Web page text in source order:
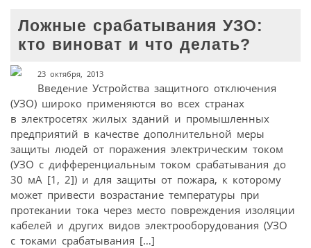
Ложные срабатывания УЗО:
кто виноват и что делать?
23 октября, 2013
Введение Устройства защитного отключения
(УЗО) широко применяются во всех странах
в электросетях жилых зданий и промышленных
предприятий в качестве дополнительной меры
защиты людей от поражения электрическим током
(УЗО с дифференциальным током срабатывания до
30 мА [1, 2]) и для защиты от пожара, к которому
может привести возрастание температуры при
протекании тока через место повреждения изоляции
кабелей и других видов электрооборудования (УЗО
с токами срабатывания […]